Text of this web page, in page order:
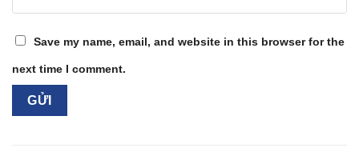
Save my name, email, and website in this browser for the
next time I comment.